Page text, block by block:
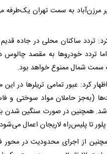
از ساعت ۱۶ مسیر مرزن‌آباد به سمت
تردد ساکنان محلی در جاده
اما تردد خودروها به مقصد
سمت شمال ممنوع خواهد بود.
کرد: عبور تمامی تریلرها در
(به‌جز حاملان مواد سوختی و
همچنین در صورت سنگین شدن
تا پلیس‌راه لاریجان اعمال
از اجرای محدودیت در